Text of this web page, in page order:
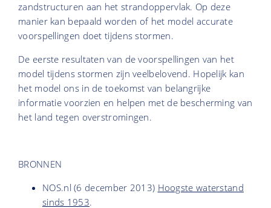
zandstructuren aan het strandoppervlak. Op deze
manier kan bepaald worden of het model accurate
voorspellingen doet tijdens stormen.
De eerste resultaten van de voorspellingen van het
model tijdens stormen zijn veelbelovend. Hopelijk kan
het model ons in de toekomst van belangrijke
informatie voorzien en helpen met de bescherming van
het land tegen overstromingen.
BRONNEN
NOS.nl (6 december 2013) Hoogste waterstand
sinds 1953.